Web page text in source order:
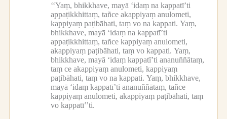
‘‘Yaṃ, bhikkhave, mayā ‘idaṃ na kappatī’ti
appaṭikkhittaṃ, tañce akappiyaṃ anulometi,
kappiyaṃ paṭibāhati, taṃ vo na kappati. Yaṃ,
bhikkhave, mayā ‘idaṃ na kappatī’ti
appaṭikkhittaṃ, tañce kappiyaṃ anulometi,
akappiyaṃ paṭibāhati, taṃ vo kappati. Yaṃ,
bhikkhave, mayā ‘idaṃ kappatī’ti ananuññātaṃ,
taṃ ce akappiyaṃ anulometi, kappiyaṃ
paṭibāhati, taṃ vo na kappati. Yaṃ, bhikkhave,
mayā ‘idaṃ kappatī’ti ananuññātaṃ, tañce
kappiyaṃ anulometi, akappiyaṃ paṭibāhati, taṃ
vo kappatī’’ti.